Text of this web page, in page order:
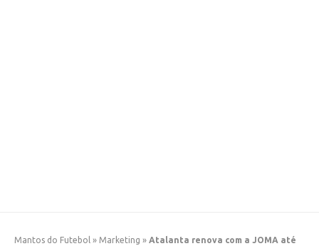
Mantos do Futebol » Marketing » Atalanta renova com a JOMA até